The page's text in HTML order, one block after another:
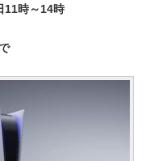
11時～14時